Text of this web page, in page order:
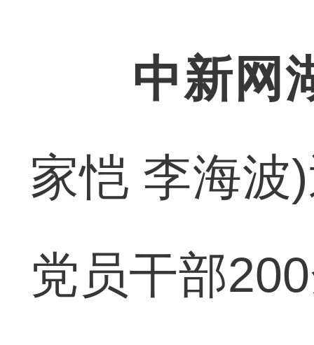
中新网
家恺 李海波
党员干部